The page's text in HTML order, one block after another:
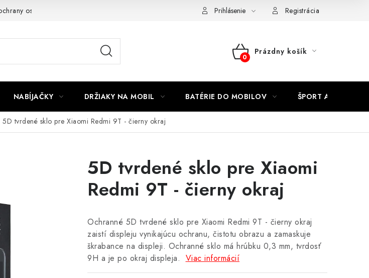
osobných údajov Prihlásenie Registrácia
NÁKUPNÝ
Prázdny košík
NABÍJAČKY DRŽIAKY NA MOBIL BATÉRIE DO MOBILOV ŠPORT A HOBBY
5D tvrdené sklo pre Xiaomi Redmi 9T - čierny okraj
5D tvrdené sklo pre Xiaomi
Redmi 9T - čierny okraj
Ochranné 5D tvrdené sklo pre Xiaomi Redmi 9T - čierny okraj
zaistí displeju vynikajúcu ochranu, čistotu obrazu a zamaskuje
škrabance na displeji. Ochranné sklo má hrúbku 0,3 mm, tvrdosť
9H a je po okraj displeja. Viac informácií